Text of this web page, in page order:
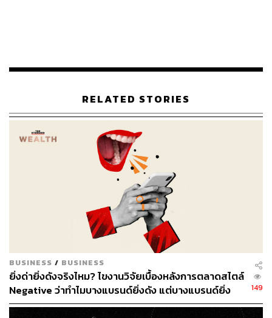
ชีวิตประจำวัน ซึ่งเทรนด์นี้ได้รับความนิยมเพิ่มขึ้นอย่างต่อ
เนื่อง สะท้อนได้จากยอดขายผลิตภัณฑ์กลุ่มอาบน้ำเฉลี่ยต่อ
บิลเพิ่มขึ้น
เทรนด์ดังกล่าวยังส่งสัญญาณบวกต่อตลาดผลิตภัณฑ์อาบน้ำ
และบำรุงผิว (Bath & Body) ซึ่งมีมูลค่าตลาดรวมกว่า 19,000
ล้านบาท และขยายตัวขึ้นทุกปี โดยหนึ่งในแบรนด์ที่โดดเด่น
ที่สุดของบู๊ทส์ในกลุ่มนี้คือ Soap & Glory ซึ่งทำยอดขายสูงสุด
ในหมวดดังกล่าวของบู๊ทส์ ประเทศไทย
เพื่อสอดรับกับเทรนด์และโอกาสการเติบโต Soap & Glory ซึ่ง
เป็นแบรนด์บิวตี้ชื่อดังจากอังกฤษ จึงได้เปิดตัวผลิตภัณฑ์กลิ่น
วานิลลา ซึ่งเป็นกลิ่นขายดีอันดับหนึ่งของโลก เพิ่มอีก 4
รายการ พร้อมออกแบบให้ตอบโจทย์ทั้งผู้หญิงและผู้ชายมาก
ขึ้น
RELATED STORIES
BUSINESS / BUSINESS
ยิ่งด่ายิ่งดังจริงไหม? ไขงานวิจัยเบื้องหลังการตลาดสไตล์
Negative ว่าทำไมบางแบรนด์ยิ่งดัง แต่บางแบรนด์ยิ่ง
เจ็บตัว
149